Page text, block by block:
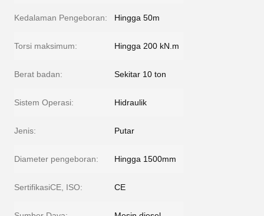
Kedalaman Pengeboran: Hingga 50m
Torsi maksimum: Hingga 200 kN.m
Berat badan: Sekitar 10 ton
Sistem Operasi: Hidraulik
Jenis: Putar
Diameter pengeboran: Hingga 1500mm
SertifikasiCE, ISO: CE